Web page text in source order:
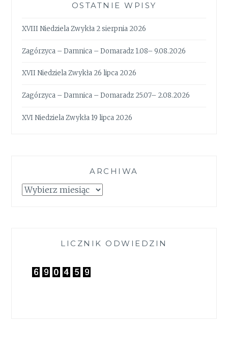
OSTATNIE WPISY
XVIII Niedziela Zwykła 2 sierpnia 2026
Zagórzyca – Damnica – Domaradz 1.08– 9.08.2026
XVII Niedziela Zwykła 26 lipca 2026
Zagórzyca – Damnica – Domaradz 25.07– 2.08.2026
XVI Niedziela Zwykła 19 lipca 2026
ARCHIWA
Archiwa
LICZNIK ODWIEDZIN